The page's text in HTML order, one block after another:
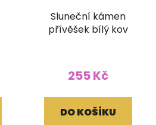
Sluneční kámen
přívěšek bílý kov
255 Kč
DO KOŠÍKU